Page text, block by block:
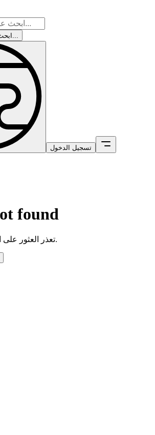
ابحث عن ألعابك ومنتجاتك...
تسجيل الدخول
found
تعذر العثور على المنتج الذي تبحث عنه.